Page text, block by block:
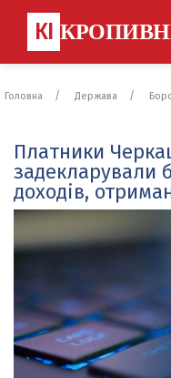
КІ
Головна Держава
Платники
задекларували
доходів,